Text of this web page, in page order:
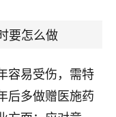
要怎么做
容易受伤，需特
后多做赠医施药
上班，开会提拔升
恩感谢！🙏🏻
客吗？�